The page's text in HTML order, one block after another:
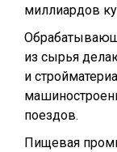
миллиардов
из сырья
и
поездов.
Пищевая